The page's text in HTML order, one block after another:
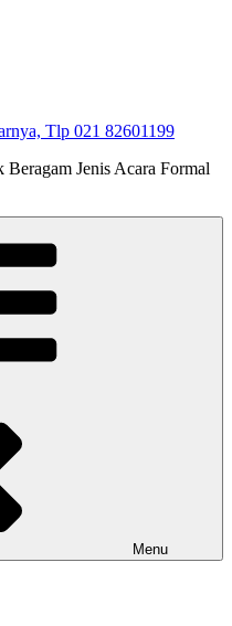
Tlp 021 82601199
Jenis Acara Formal
Menu